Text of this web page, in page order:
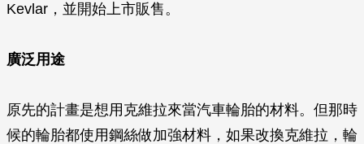
Kevlar，並開始上市販售。
廣泛用途
原先的計畫是想用克維拉來當汽車輪胎的材料。但那時
候的輪胎都使用鋼絲做加強材料，如果改換克維拉，輪